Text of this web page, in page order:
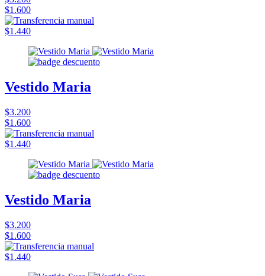
$1.600
$1.440
Vestido Maria
$3.200
$1.600
$1.440
Vestido Maria
$3.200
$1.600
$1.440